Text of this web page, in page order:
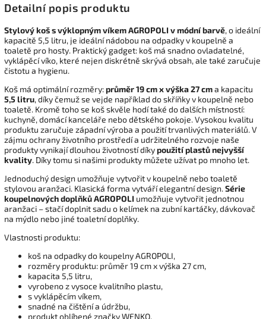
Detailní popis produktu
Stylový koš s výklopným víkem AGROPOLI v módní barvě, o ideální
kapacitě 5,5 litru, je ideální nádobou na odpadky v koupelně a
toaletě pro hosty. Praktický gadget: koš má snadno ovladatelné,
vyklápěcí víko, které nejen diskrétně skrývá obsah, ale také zaručuje
čistotu a hygienu.
Koš má optimální rozměry:průměr 19 cm x výška 27 cma kapacitu
5,5 litru, díky čemuž se vejde například do skříňky v koupelně nebo
toaletě. Kromě toho se koš skvěle hodí také do dalších místností:
kuchyně, domácí kanceláře nebo dětského pokoje. Vysokou kvalitu
produktu zaručuje západní výroba a použití trvanlivých materiálů. V
zájmu ochrany životního prostředí a udržitelného rozvoje naše
produkty vynikají dlouhou životností díkypoužití plastů nejvyšší
kvality. Díky tomu si našimi produkty můžete užívat po mnoho let.
Jednoduchý design umožňuje vytvořit v koupelně nebo toaletě
stylovou aranžaci. Klasická forma vytváří elegantní design.Série
koupelnových doplňků AGROPOLI umožňuje vytvořit jednotnou
aranžaci – stačí doplnit sadu o kelímek na zubní kartáčky, dávkovač
na mýdlo nebo jiné toaletní doplňky.
Vlastnosti produktu:
koš na odpadky do koupelny AGROPOLI,
rozměry produktu: průměr 19 cm x výška 27 cm,
kapacita 5,5 litru,
vyrobeno z vysoce kvalitního plastu,
s vyklápěcím víkem,
snadné na čištění a údržbu,
produkt oblíbené značky WENKO.